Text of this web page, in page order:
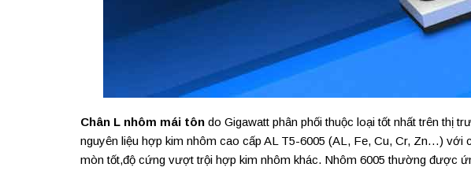
Chân L nhôm mái tôn do Gigawatt phân phối thuộc loại tốt nhất trên thị
nguyên liệu hợp kim nhôm cao cấp AL T5-6005 (AL, Fe, Cu, Cr, Zn…) với
mòn tốt,độ cứng vượt trội hợp kim nhôm khác. Nhôm 6005 thường được